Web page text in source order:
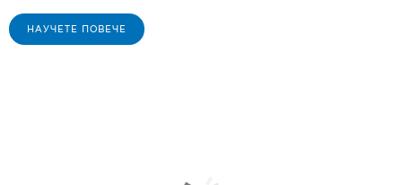
НАУЧЕТЕ ПОВЕЧЕ